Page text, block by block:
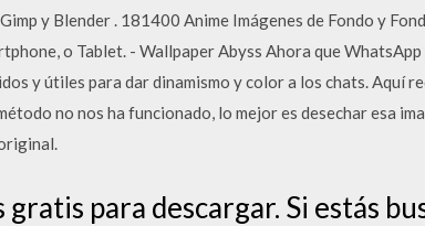
y Blender . 181400 Anime Imágenes de Fondo y
o Tablet. - Wallpaper Abyss Ahora que
y útiles para dar dinamismo y color a los chats. Aquí­
no nos ha funcionado, lo mejor es desechar esa
para descargar. Si estás